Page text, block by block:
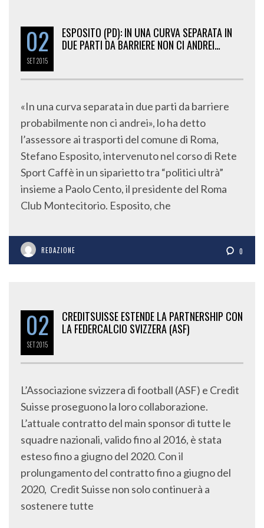
02
SET2015
ESPOSITO (PD): IN UNA CURVA SEPARATA IN
DUE PARTI DA BARRIERE NON CI ANDREI…
«In una curva separata in due parti da barriere
probabilmente non ci andrei», lo ha detto
l’assessore ai trasporti del comune di Roma,
Stefano Esposito, intervenuto nel corso di Rete
Sport Caffè in un siparietto tra “politici ultrà”
insieme a Paolo Cento, il presidente del Roma
Club Montecitorio. Esposito, che
REDAZIONE 0
02
SET2015
CREDITSUISSE ESTENDE LA PARTNERSHIP CON
LA FEDERCALCIO SVIZZERA (ASF)
L’Associazione svizzera di football (ASF) e Credit
Suisse proseguono la loro collaborazione.
L’attuale contratto del main sponsor di tutte le
squadre nazionali, valido fino al 2016, è stata
esteso fino a giugno del 2020. Con il
prolungamento del contratto fino a giugno del
2020, Credit Suisse non solo continuerà a
sostenere tutte